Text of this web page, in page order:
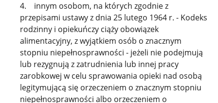
4. innym osobom, na których zgodnie z
przepisami ustawy z dnia 25 lutego 1964 r. - Kodeks
rodzinny i opiekuńczy ciąży obowiązek
alimentacyjny, z wyjątkiem osób o znacznym
stopniu niepełnosprawności - jeżeli nie podejmują
lub rezygnują z zatrudnienia lub innej pracy
zarobkowej w celu sprawowania opieki nad osobą
legitymującą się orzeczeniem o znacznym stopniu
niepełnosprawności albo orzeczeniem o